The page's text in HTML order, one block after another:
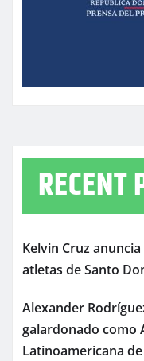
RECENT
Kelvin Cruz
atletas de Santo
Alexander
galardonado como
Latinoamericana